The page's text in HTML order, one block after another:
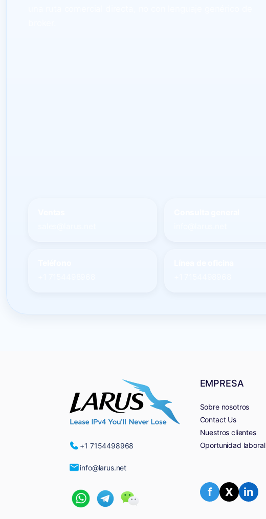
+1 7154498968
info@larus.net
EMPRESA
Sobre nosotros
Contact Us
Nuestros clientes
Oportunidad laboral
f X in